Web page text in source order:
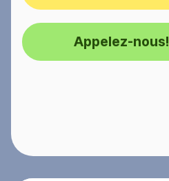
Appelez-nous!